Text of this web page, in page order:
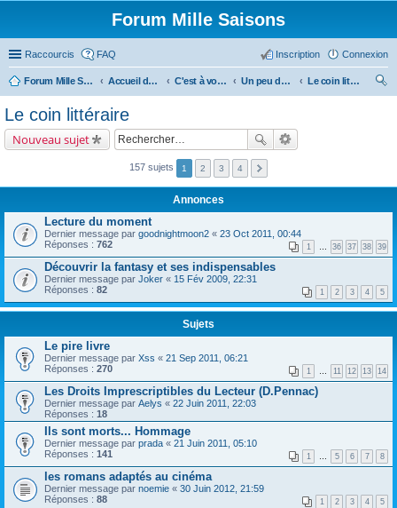
Forum Mille Saisons
Raccourcis FAQ Connexion
Inscription
Forum Mille Saisons Accueil du forum C'est à vous ! Un peu de culture...
Le coin littéraire
Le coin littéraire
Nouveau sujet
157 sujets 1 2 3 4
Annonces
Lecture du moment
Dernier message par goodnightmoon2 « 23 Oct 2011, 00:44
Réponses : 762 1 … 36 37 38 39
Découvrir la fantasy et ses indispensables
Dernier message par Joker « 15 Fév 2009, 22:31
Réponses : 82 1 2 3 4 5
Sujets
Le pire livre
Dernier message par Xss « 21 Sep 2011, 06:21
Réponses : 270 1 … 11 12 13 14
Les Droits Imprescriptibles du Lecteur (D.Pennac)
Dernier message par Aelys « 22 Juin 2011, 22:03
Réponses : 18
Ils sont morts... Hommage
Dernier message par prada « 21 Juin 2011, 05:10
Réponses : 141 1 … 5 6 7 8
les romans adaptés au cinéma
Dernier message par noemie « 30 Juin 2012, 21:59
Réponses : 88 1 2 3 4 5